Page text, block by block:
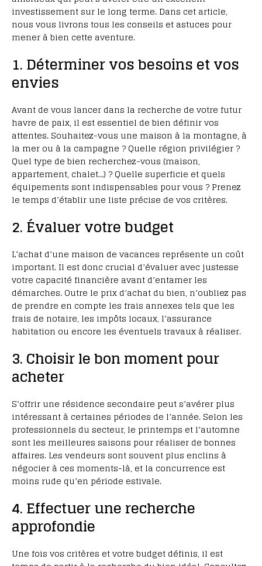
investissement sur le long terme. Dans cet article,
nous vous livrons tous les conseils et astuces pour
mener à bien cette aventure.
1. Déterminer vos besoins et vos
envies
Avant de vous lancer dans la recherche de votre futur
havre de paix, il est essentiel de bien définir vos
attentes. Souhaitez-vous une maison à la montagne, à
la mer ou à la campagne ? Quelle région privilégier ?
Quel type de bien recherchez-vous (maison,
appartement, chalet…) ? Quelle superficie et quels
équipements sont indispensables pour vous ? Prenez
le temps d’établir une liste précise de vos critères.
2. Évaluer votre budget
L’achat d’une maison de vacances représente un coût
important. Il est donc crucial d’évaluer avec justesse
votre capacité financière avant d’entamer les
démarches. Outre le prix d’achat du bien, n’oubliez pas
de prendre en compte les frais annexes tels que les
frais de notaire, les impôts locaux, l’assurance
habitation ou encore les éventuels travaux à réaliser.
3. Choisir le bon moment pour
acheter
S’offrir une résidence secondaire peut s’avérer plus
intéressant à certaines périodes de l’année. Selon les
professionnels du secteur, le printemps et l’automne
sont les meilleures saisons pour réaliser de bonnes
affaires. Les vendeurs sont souvent plus enclins à
négocier à ces moments-là, et la concurrence est
moins rude qu’en période estivale.
4. Effectuer une recherche
approfondie
Une fois vos critères et votre budget définis, il est